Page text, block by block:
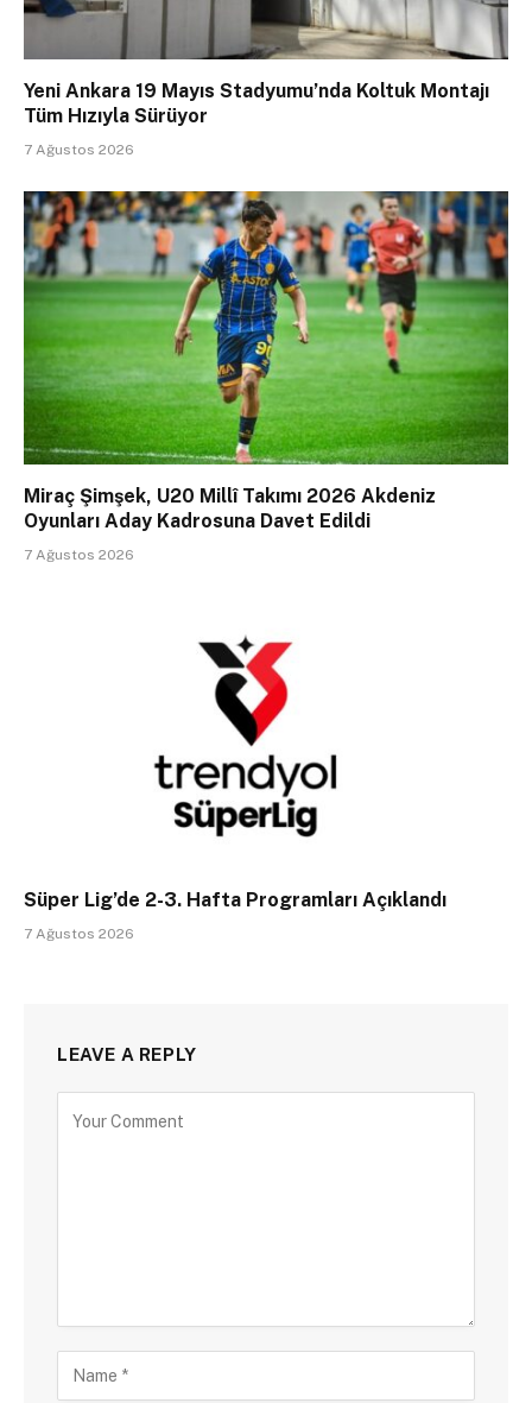
Yeni Ankara 19 Mayıs Stadyumu’nda Koltuk Montajı
Tüm Hızıyla Sürüyor
7 Ağustos 2026
Miraç Şimşek, U20 Millî Takımı 2026 Akdeniz
Oyunları Aday Kadrosuna Davet Edildi
7 Ağustos 2026
Süper Lig’de 2-3. Hafta Programları Açıklandı
7 Ağustos 2026
LEAVE A REPLY